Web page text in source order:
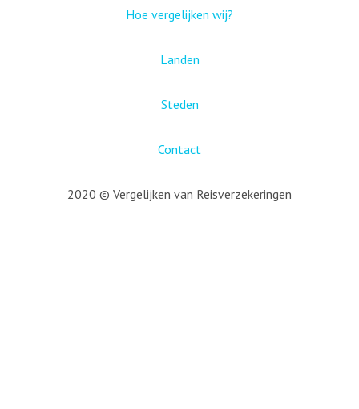
Hoe vergelijken wij?
Landen
Steden
Contact
2020 © Vergelijken van Reisverzekeringen